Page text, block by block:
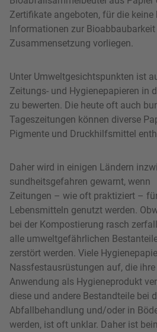
Zertifikate angeboten, für die keine
Informationen zur
Zusammensetzung vorliegen.
Unter Umweltgesichtspunkten ist
Zeitungs- und Hy­gienepapieren in
zu bewerten. Die heute oft auch
Tageszeitungen können diverse
Pigmente und Druckhilfsmittel
Daher wird in einigen Ländern
sundheitsgefah­ren gewarnt, wenn
Zeitungen – wie oft praktiziert –
Lebensmitteln genutzt werden.
bei der Kompostierung rasch
alle umweltgefährlichen
zerstört werden. Viele
Nassfestausrüstungen auf, die
Anwendung als Hygieneprodukt
diese und andere Bestandteile bei
Abfallbehandlung und/oder in
werden, ist oft unklar. Daher ist